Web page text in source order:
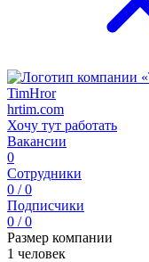
TimHror
hrtim.com
Хочу тут работать
Вакансии
0
Сотрудники
0 / 0
Подписчики
0 / 0
Размер компании
1 человек